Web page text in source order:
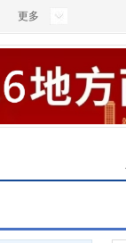
更多